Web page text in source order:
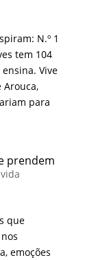
N.º 1
tem 104
Vive
Arouca,
para
prendem
que
emoções